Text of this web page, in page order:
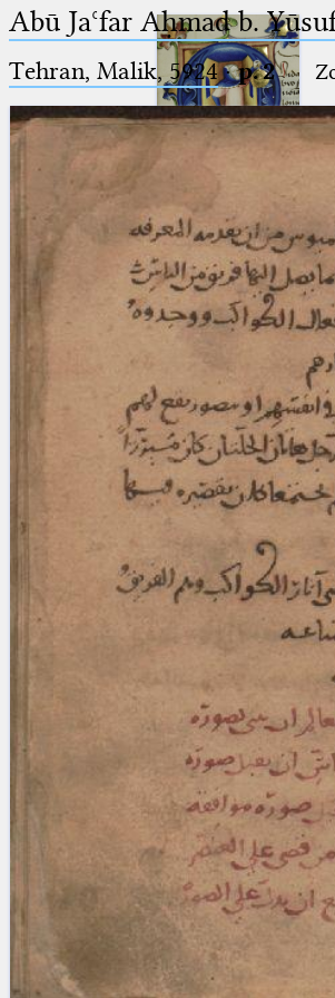
Ptolemaeus
Arabus et Latinus
for exactly one character.
(the percent sign) is the
placeholder for no, one or more
than one character.
(two percent signs) is the
placeholder for no, one or more
than one character, but not for
blank space (so that a search ends
🔎︎
Project
Team
News
Jobs
Conference
Arabic Works
Arabic Manuscripts
Latin Works
Latin Manuscripts
Latin Early Prints
Images
Texts
beta Glossary
Resources
Abū Jaʿfar Aḥmad b.
Tehran, Malik, 5924·p. 2